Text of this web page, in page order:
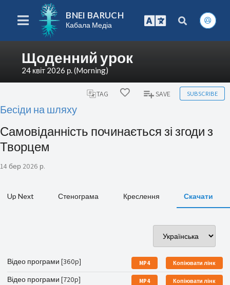
BNEI BARUCH
Кабала Медіа
Щоденний урок
24 квіт 2026 р. (Morning)
TAG SAVE SUBSCRIBE
Бесіди на шляху
Самовіданність починається зі згоди з
Творцем
14 бер 2026 р.
Up Next Стенограма Креслення Скачати
Відео програми [360p] MP4 Копіювати лінк
Відео програми [720p] MP4 Копіювати лінк